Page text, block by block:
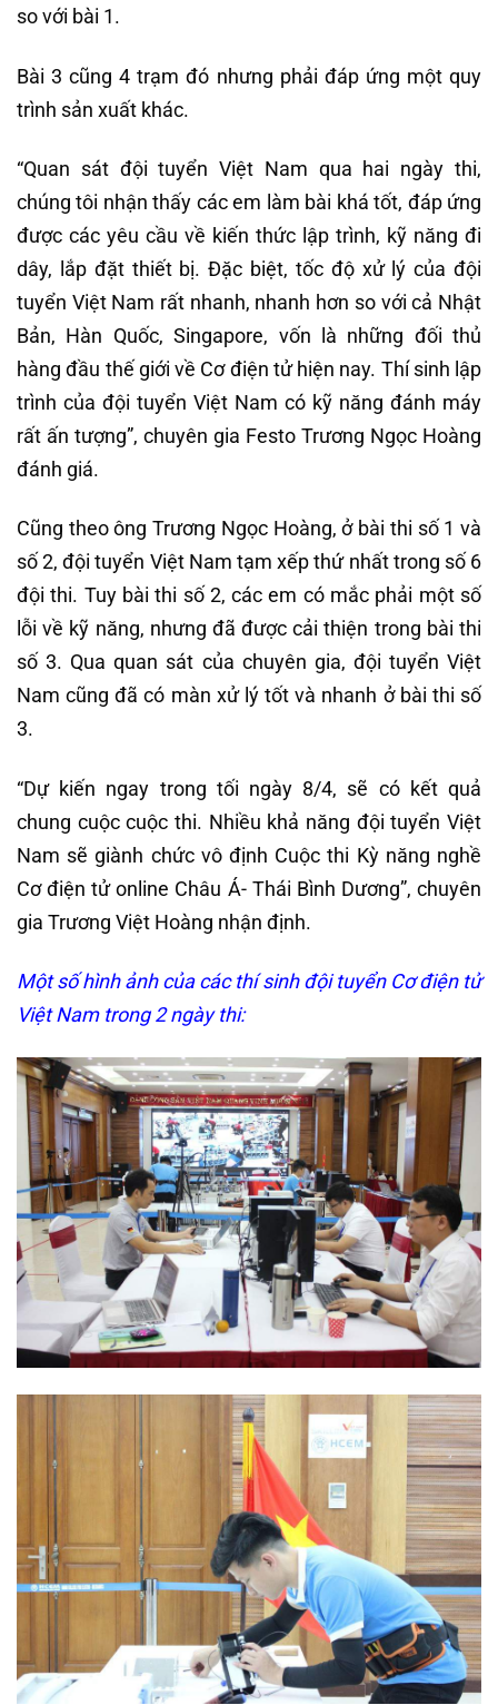
so với bài 1.
Bài 3 cũng 4 trạm đó nhưng phải đáp ứng một quy
trình sản xuất khác.
“Quan sát đội tuyển Việt Nam qua hai ngày thi,
chúng tôi nhận thấy các em làm bài khá tốt, đáp ứng
được các yêu cầu về kiến thức lập trình, kỹ năng đi
dây, lắp đặt thiết bị. Đặc biệt, tốc độ xử lý của đội
tuyển Việt Nam rất nhanh, nhanh hơn so với cả Nhật
Bản, Hàn Quốc, Singapore, vốn là những đối thủ
hàng đầu thế giới về Cơ điện tử hiện nay. Thí sinh lập
trình của đội tuyển Việt Nam có kỹ năng đánh máy
rất ấn tượng”, chuyên gia Festo Trương Ngọc Hoàng
đánh giá.
Cũng theo ông Trương Ngọc Hoàng, ở bài thi số 1 và
số 2, đội tuyển Việt Nam tạm xếp thứ nhất trong số 6
đội thi. Tuy bài thi số 2, các em có mắc phải một số
lỗi về kỹ năng, nhưng đã được cải thiện trong bài thi
số 3. Qua quan sát của chuyên gia, đội tuyển Việt
Nam cũng đã có màn xử lý tốt và nhanh ở bài thi số
3.
“Dự kiến ngay trong tối ngày 8/4, sẽ có kết quả
chung cuộc cuộc thi. Nhiều khả năng đội tuyển Việt
Nam sẽ giành chức vô định Cuộc thi Kỳ năng nghề
Cơ điện tử online Châu Á- Thái Bình Dương”, chuyên
gia Trương Việt Hoàng nhận định.
Một số hình ảnh của các thí sinh đội tuyển Cơ điện tử
Việt Nam trong 2 ngày thi: